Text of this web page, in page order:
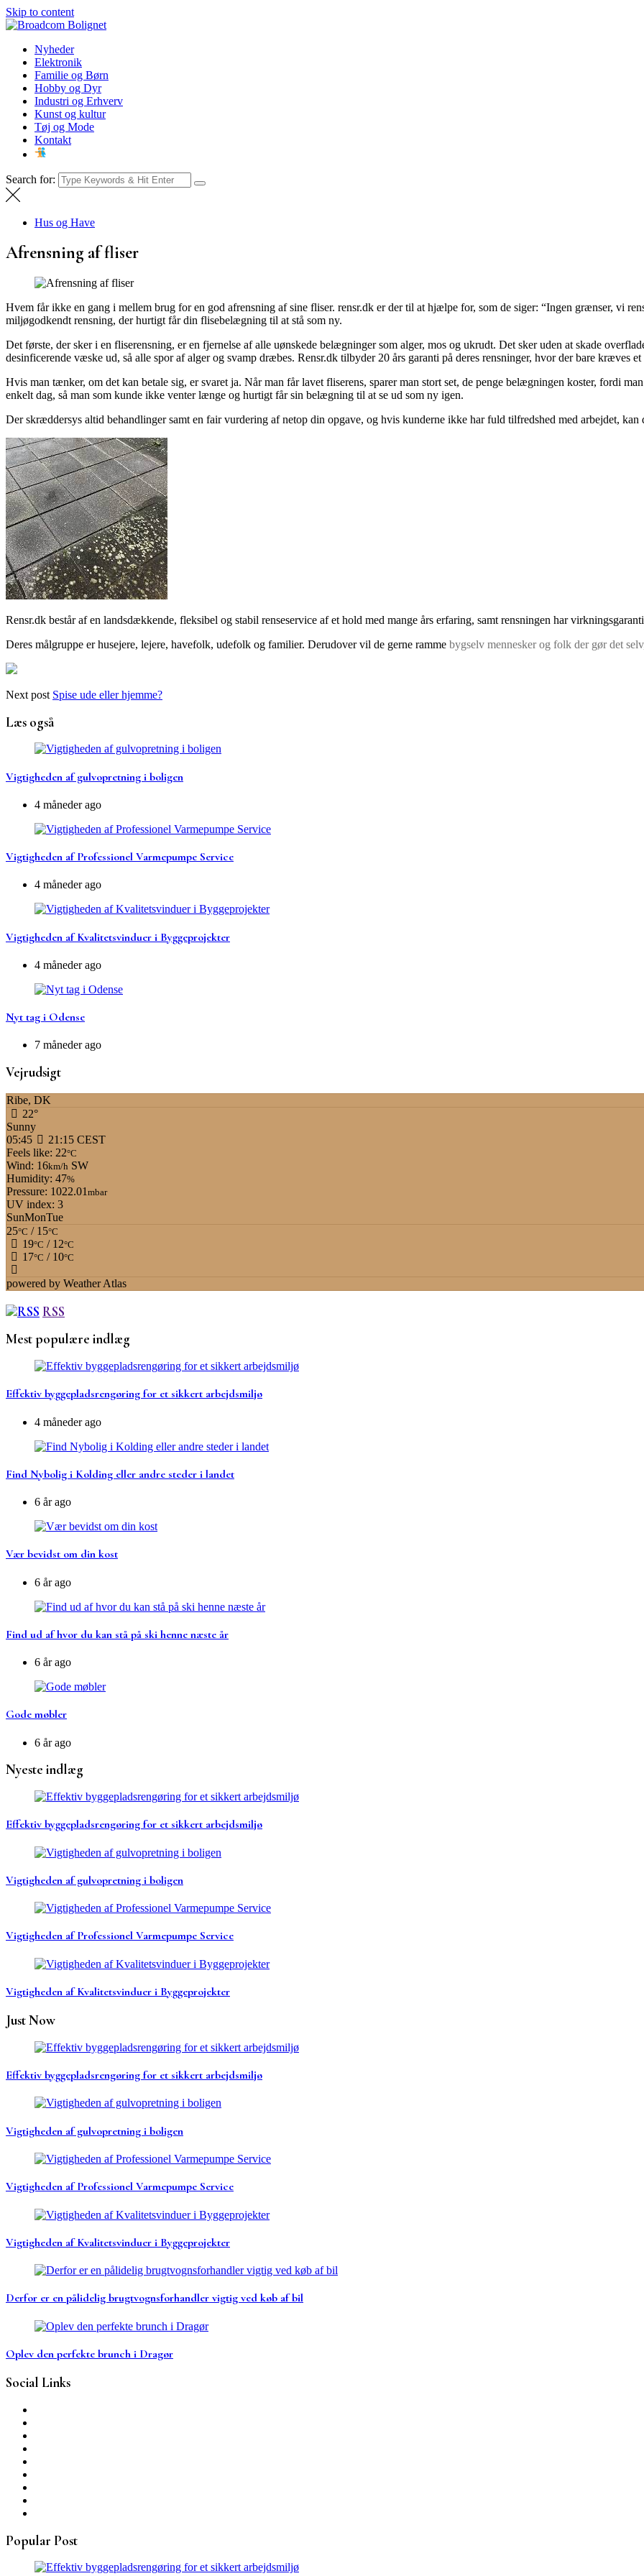
Skip to content
Broadcom Bolignet
NyhederNyheder
Elektronik
Familie og Børn
Hobby og Dyr
Industri og Erhverv
Kunst og kultur
Tøj og Mode
Kontakt
Search for:
Hus og Have
Afrensning af fliser
Hvem får ikke en gang i mellem brug for en god afrensning af sine fliser. rensr.dk er der til at hjælpe for, som de siger: “Ingen grænser, vi
miljøgodkendt rensning, der hurtigt får din flisebelægning til at stå som ny.
Det første, der sker i en fliserensning, er en fjernelse af alle uønskede belægninger som alger, mos og ukrudt. Det sker uden at skade
desinficerende væske ud, så alle spor af alger og svamp dræbes. Rensr.dk tilbyder 20 års garanti på deres rensninger, hvor der bare kræves
Hvis man tænker, om det kan betale sig, er svaret ja. Når man får lavet fliserens, sparer man stort set, de penge belægningen koster, fordi
enkelt dag, så man som kunde ikke venter længe og hurtigt får sin belægning til at se ud som ny igen.
Der skræddersys altid behandlinger samt en fair vurdering af netop din opgave, og hvis kunderne ikke har fuld tilfredshed med arbejdet, kan
Rensr.dk består af en landsdækkende, fleksibel og stabil renseservice af et hold med mange års erfaring, samt rensningen har
Deres målgruppe er husejere, lejere, havefolk, udefolk og familier. Derudover vil de gerne ramme bygselv mennesker og folk der gør det
Next post Spise ude eller hjemme?
Læs også
Vigtigheden af gulvopretning i boligen
4 måneder ago
Vigtigheden af Professionel Varmepumpe Service
4 måneder ago
Vigtigheden af Kvalitetsvinduer i Byggeprojekter
4 måneder ago
Nyt tag i Odense
7 måneder ago
Vejrudsigt
Ribe, DK
22°
Sunny
05:45
21:15 CEST
Feels like: 22°C
Wind: 16km/h SW
Humidity: 47%
Pressure: 1022.01 mbar
UV index: 3
SunMonTue
25°C / 15°C
19°C / 12°C
17°C / 10°C
powered by Weather Atlas
RSS
Mest populære indlæg
Effektiv byggepladsrengøring for et sikkert arbejdsmiljø
4 måneder ago
Find Nybolig i Kolding eller andre steder i landet
6 år ago
Vær bevidst om din kost
6 år ago
Find ud af hvor du kan stå på ski henne næste år
6 år ago
Gode møbler
6 år ago
Nyeste indlæg
Effektiv byggepladsrengøring for et sikkert arbejdsmiljø
Vigtigheden af gulvopretning i boligen
Vigtigheden af Professionel Varmepumpe Service
Vigtigheden af Kvalitetsvinduer i Byggeprojekter
Just Now
Effektiv byggepladsrengøring for et sikkert arbejdsmiljø
Vigtigheden af gulvopretning i boligen
Vigtigheden af Professionel Varmepumpe Service
Vigtigheden af Kvalitetsvinduer i Byggeprojekter
Derfor er en pålidelig brugtvognsforhandler vigtig ved køb af bil
Oplev den perfekte brunch i Dragør
Social Links
Popular Post